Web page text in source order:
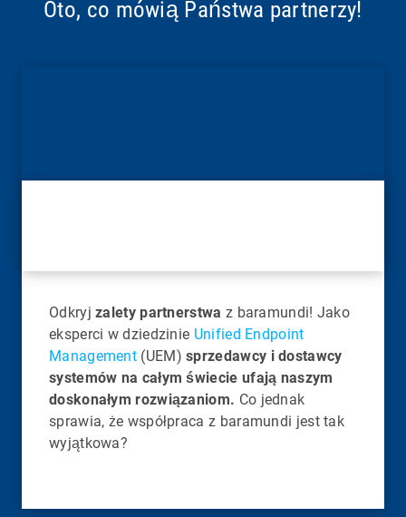
Oto, co mówią Państwa partnerzy!
Odkryjzalety partnerstwa z baramundi! Jako
eksperci w dziedzinie Unified Endpoint
Management (UEM)sprzedawcy i dostawcy
systemów na całym świecie ufają naszym
doskonałym rozwiązaniom. Co jednak
sprawia, że współpraca z baramundi jest tak
wyjątkowa?